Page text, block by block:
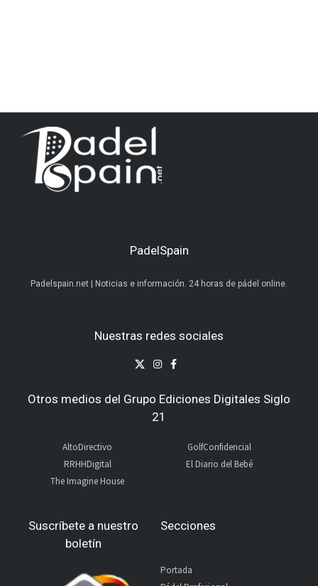
PadelSpain
Padelspain.net | Noticias e información. 24 horas de pádel online.
Nuestras redes sociales
Otros medios del Grupo Ediciones Digitales Siglo
21
AltoDirectivo
RRHHDigital
The Imagine House
GolfConfidencial
El Diario del Bebé
Suscríbete a nuestro
boletín
Secciones
Portada